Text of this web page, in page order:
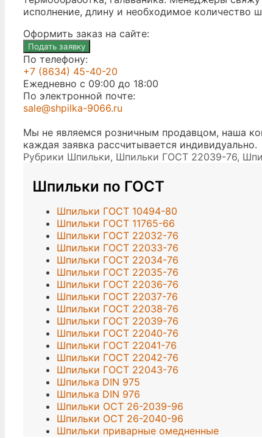
исполнение, длину и необходимое количество
Оформить заказ на сайте:
Подать заявку
По телефону:
+7 (8634) 45-40-20
Ежедневно с 09:00 до 18:00
По электронной почте:
sale@shpilka-9066.ru
Мы не являемся розничным продавцом, наша
каждая заявка рассчитывается индивидуально.
Рубрики Шпильки, Шпильки ГОСТ 22039-76,
Шпильки по ГОСТ
Шпильки ГОСТ 10494-80
Шпильки ГОСТ 11765-66
Шпильки ГОСТ 22032-76
Шпильки ГОСТ 22033-76
Шпильки ГОСТ 22034-76
Шпильки ГОСТ 22035-76
Шпильки ГОСТ 22036-76
Шпильки ГОСТ 22037-76
Шпильки ГОСТ 22038-76
Шпильки ГОСТ 22039-76
Шпильки ГОСТ 22040-76
Шпильки ГОСТ 22041-76
Шпильки ГОСТ 22042-76
Шпильки ГОСТ 22043-76
Шпилька DIN 975
Шпилька DIN 976
Шпильки ОСТ 26-2039-96
Шпильки ОСТ 26-2040-96
Шпильки приварные омедненные